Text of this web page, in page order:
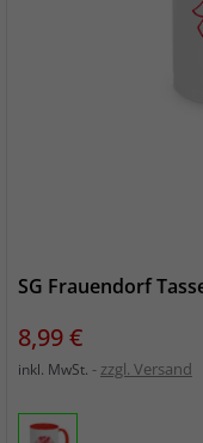
SG Frauendorf
Preis
8,99 €
inkl. MwSt. zzgl. Versand